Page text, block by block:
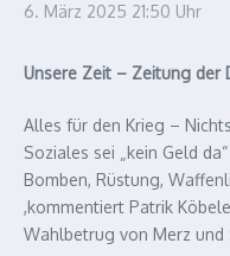
6. März 2025 21:50 Uhr
Unsere Zeit – Zeitung der
Alles für den Krieg –
Soziales sei „kein Geld
Bomben, Rüstung,
,kommentiert Patrik
Wahlbetrug von Merz und